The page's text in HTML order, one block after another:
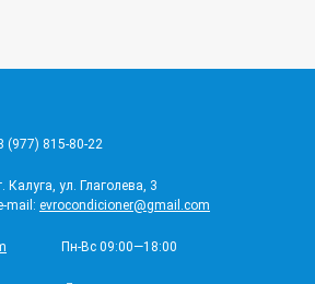
(977) 815-80-22
Калуга, ул. Глаголева, 3
mail: evrocondicioner@gmail.com
Пн-Вс 09:00—18:00